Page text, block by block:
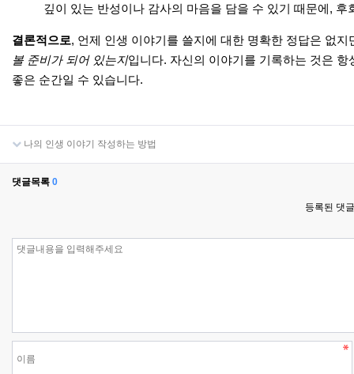
깊이 있는 반성이나 감사의 마음을 담을 수 있기 때문에,
결론적으로, 언제 인생 이야기를 쓸지에 대한 명확한 정답은 없
볼 준비가 되어 있는지입니다. 자신의 이야기를 기록하는 것은
좋은 순간일 수 있습니다.
나의 인생 이야기 작성하는 방법
댓글목록 0
등록된 댓